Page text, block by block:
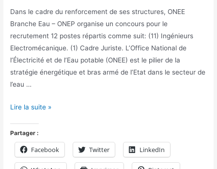
Dans le cadre du renforcement de ses structures, ONEE
Branche Eau – ONEP organise un concours pour le
recrutement 12 postes répartis comme suit: (11) Ingénieurs
Electromécanique. (1) Cadre Juriste. L’Office National de
l’Électricité et de l’Eau potable (ONEE) est le pilier de la
stratégie énergétique et bras armé de l’Etat dans le secteur de
l’eau …
Lire la suite »
Partager :
Facebook Twitter LinkedIn